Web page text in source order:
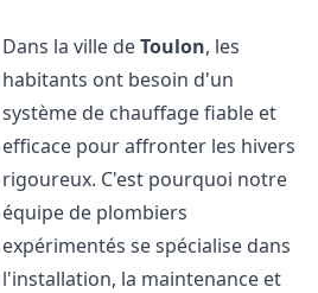
Dans la ville deToulon, les
habitants ont besoin d'un
système de chauffage fiable et
efficace pour affronter les hivers
rigoureux. C'est pourquoi notre
équipe de plombiers
expérimentés se spécialise dans
l'installation, la maintenance et